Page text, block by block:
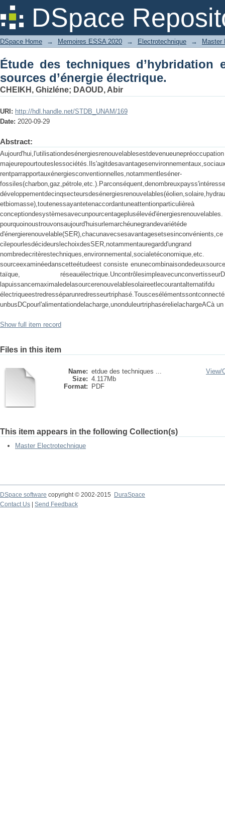
DSpace
Étude des techniques
électrique.
DSpace Home → Memoires ESSA 2020 → Electrotechnique → Master
Étude des techniques d’hybridation
sources d’énergie électrique.
CHEIKH, Ghizléne; DAOUD, Abir
URI: http://hdl.handle.net/STDB_UNAM/169
Date: 2020-09-29
Abstract:
Aujourd'hui,l'utilisationdesénergiesrenouvelablesestdevenueunepréoccupation
cilepourlesdécideurslechoixdesSER,notammentauregardd'ungrand
nombredecritèrestechniques,environnemental,socialetéconomique,etc.
sourceexaminéedanscetteétudeest consiste
taïque,
unbusDCpourl'alimentationdelacharge,unonduleurtriphasérelielachargeACà
Show full item record
Files in this item
Name: etdue des techniques ...
Size: 4.117Mb
Format:
PDF
View/
This item appears in the following Collection(s)
Master Electrotechnique
DSpace software copyright © 2002-2015
DuraSpace
Contact Us
Send Feedback